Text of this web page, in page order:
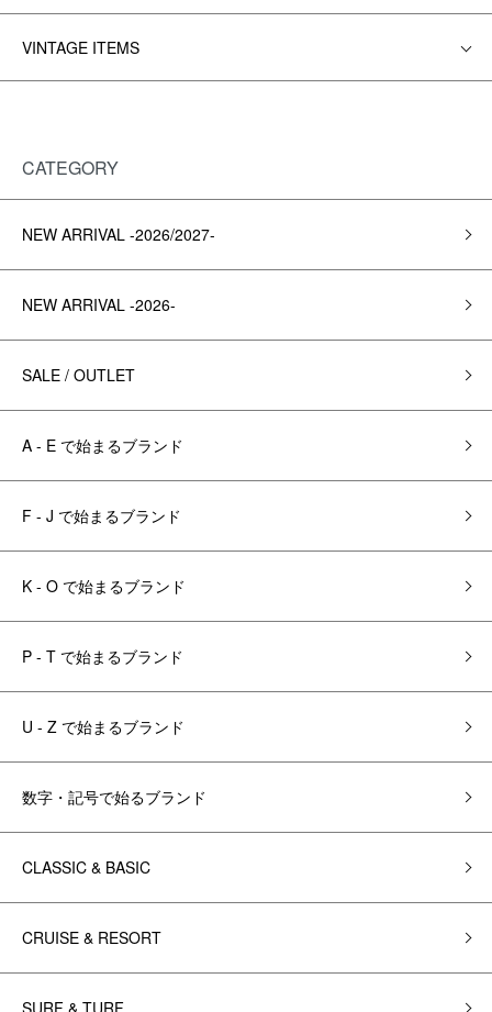
VINTAGE ITEMS
CATEGORY
NEW ARRIVAL -2026/2027-
NEW ARRIVAL -2026-
SALE / OUTLET
A - E で始まるブランド
F - J で始まるブランド
K - O で始まるブランド
P - T で始まるブランド
U - Z で始まるブランド
数字・記号で始るブランド
CLASSIC & BASIC
CRUISE & RESORT
SURF & TURF